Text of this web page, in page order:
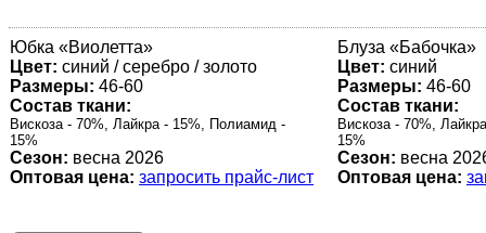
Юбка «Виолетта»
Цвет: синий / серебро / золото
Размеры: 46-60
Состав ткани:
Вискоза - 70%, Лайкра - 15%, Полиамид -
15%
Сезон: весна 2026
Оптовая цена: запросить прайс-лист
Блуза «Бабочка»
Цвет: синий
Размеры: 46-60
Состав ткани:
Вискоза - 70%,
15%
Сезон: весна
Оптовая цена: